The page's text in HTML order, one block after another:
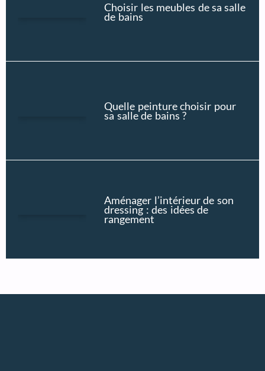
Choisir les meubles de sa salle
de bains
Quelle peinture choisir pour
sa salle de bains ?
Aménager l’intérieur de son
dressing : des idées de
rangement